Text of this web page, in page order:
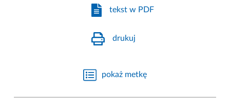
tekst w PDF
drukuj
pokaż metkę